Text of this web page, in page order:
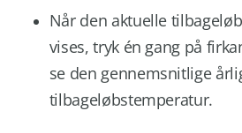
Når den aktuelle
vises, tryk én gang på
se den gennemsnitlige
tilbageløbstemperatur.